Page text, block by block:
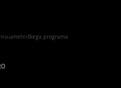
umetniškega programa